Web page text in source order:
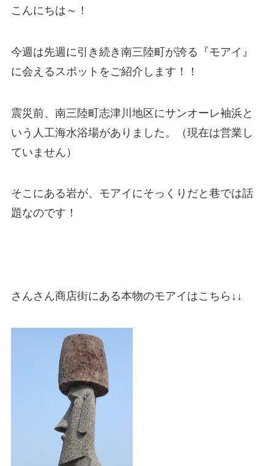
こんにちは～！
今週は先週に引き続き南三陸町が誇る『モアイ』
に会えるスポットをご紹介します！！
震災前、南三陸町志津川地区にサンオーレ袖浜と
いう人工海水浴場がありました。（現在は営業し
ていません）
そこにある岩が、モアイにそっくりだと巷では話
題なのです！
さんさん商店街にある本物のモアイはこちら↓↓